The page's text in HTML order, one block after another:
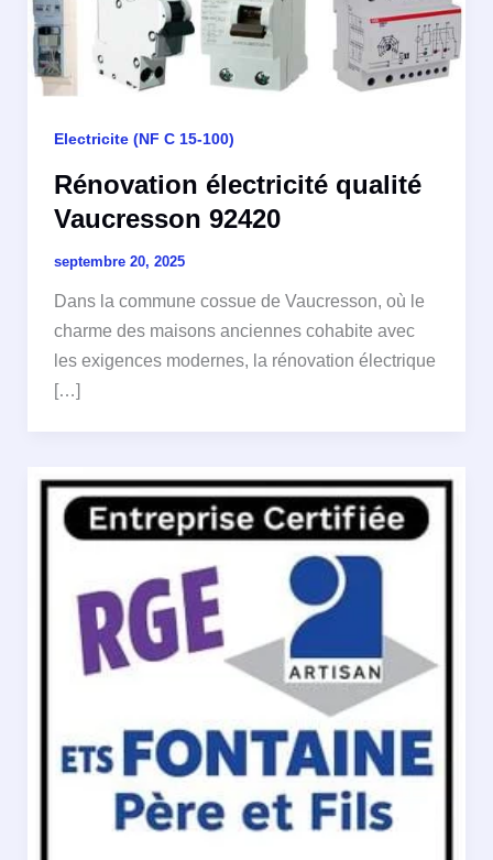
Electricite (NF C 15-100)
Rénovation électricité qualité
Vaucresson 92420
septembre 20, 2025
Dans la commune cossue de Vaucresson, où le
charme des maisons anciennes cohabite avec
les exigences modernes, la rénovation électrique
[…]